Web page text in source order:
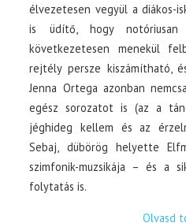
élvezetesen vegyül a diákos-
is üdítő, hogy
következetesen menekül
rejtély persze kiszámítható,
Jenna Ortega azonban
egész sorozatot is (az a
jéghideg kellem és az
Sebaj, dübörög helyette
szimfonik-muzsikája – és
folytatás is.
Olvasd